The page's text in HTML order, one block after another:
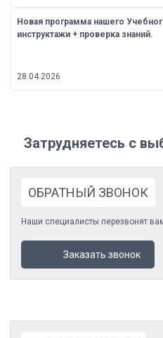
Новая программа нашего
инструктажи + проверка знаний.
28.04.2026
Затрудняетесь с
ОБРАТНЫЙ ЗВОНОК
Наши специалисты перезвонят
Заказать звонок